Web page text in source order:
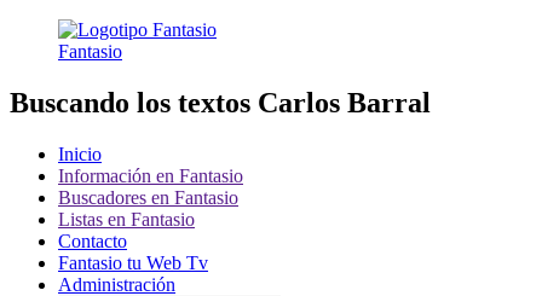
Fantasio
Buscando los textos Carlos Barral
Inicio
Información en Fantasio
Buscadores en Fantasio
Listas en Fantasio
Contacto
Fantasio tu Web Tv
Administración